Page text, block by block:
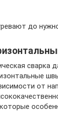
до
сварка
от